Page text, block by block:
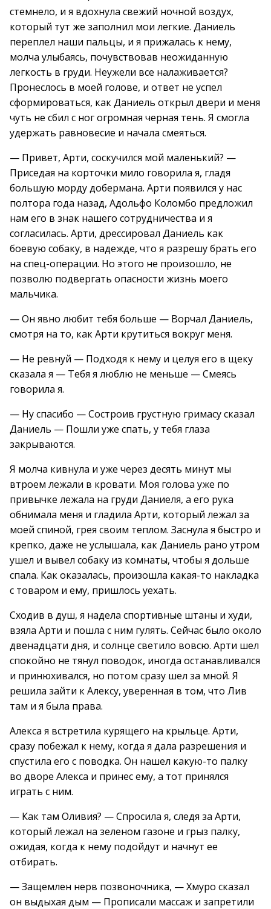
стемнело, и я вдохнула свежий ночной воздух,
который тут же заполнил мои легкие. Даниель
переплел наши пальцы, и я прижалась к нему,
молча улыбаясь, почувствовав неожиданную
легкость в груди. Неужели все налаживается?
Пронеслось в моей голове, и ответ не успел
сформироваться, как Даниель открыл двери и меня
чуть не сбил с ног огромная черная тень. Я смогла
удержать равновесие и начала смеяться.
— Привет, Арти, соскучился мой маленький? —
Приседая на корточки мило говорила я, гладя
большую морду добермана. Арти появился у нас
полтора года назад, Адольфо Коломбо предложил
нам его в знак нашего сотрудничества и я
согласилась. Арти, дрессировал Даниель как
боевую собаку, в надежде, что я разрешу брать его
на спец-операции. Но этого не произошло, не
позволю подвергать опасности жизнь моего
мальчика.
— Он явно любит тебя больше — Ворчал Даниель,
смотря на то, как Арти крутиться вокруг меня.
— Не ревнуй — Подходя к нему и целуя его в щеку
сказала я — Тебя я люблю не меньше — Смеясь
говорила я.
— Ну спасибо — Состроив грустную гримасу сказал
Даниель — Пошли уже спать, у тебя глаза
закрываются.
Я молча кивнула и уже через десять минут мы
втроем лежали в кровати. Моя голова уже по
привычке лежала на груди Даниеля, а его рука
обнимала меня и гладила Арти, который лежал за
моей спиной, грея своим теплом. Заснула я быстро и
крепко, даже не услышала, как Даниель рано утром
ушел и вывел собаку из комнаты, чтобы я дольше
спала. Как оказалась, произошла какая-то накладка
с товаром и ему, пришлось уехать.
Сходив в душ, я надела спортивные штаны и худи,
взяла Арти и пошла с ним гулять. Сейчас было около
двенадцати дня, и солнце светило вовсю. Арти шел
спокойно не тянул поводок, иногда останавливался
и принюхивался, но потом сразу шел за мной. Я
решила зайти к Алексу, уверенная в том, что Лив
там и я была права.
Алекса я встретила курящего на крыльце. Арти,
сразу побежал к нему, когда я дала разрешения и
спустила его с поводка. Он нашел какую-то палку
во дворе Алекса и принес ему, а тот принялся
играть с ним.
— Как там Оливия? — Спросила я, следя за Арти,
который лежал на зеленом газоне и грыз палку,
ожидая, когда к нему подойдут и начнут ее
отбирать.
— Защемлен нерв позвоночника, — Хмуро сказал
он выдыхая дым — Прописали массаж и запретили